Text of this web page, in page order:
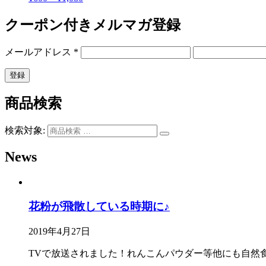
クーポン付きメルマガ登録
メールアドレス *
商品検索
検索対象:
News
花粉が飛散している時期に♪
2019年4月27日
TVで放送されました！れんこんパウダー等他にも自然